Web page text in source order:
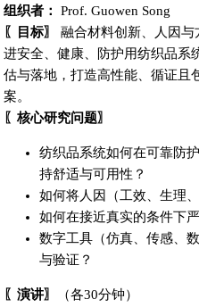
组织者：
Prof. Guowen Song
〖目标〗
融合材料创新、人因与
进安全、健康、防护用纺织品系
估与落地，打造高性能、循证且
案。
〖核心研究问题〗
纺织品系统如何在可靠防
持舒适与可用性？
如何将人因（工效、生理
如何在接近真实的条件下
数字工具（仿真、传感、
与验证？
〖演讲〗 （各30分钟）